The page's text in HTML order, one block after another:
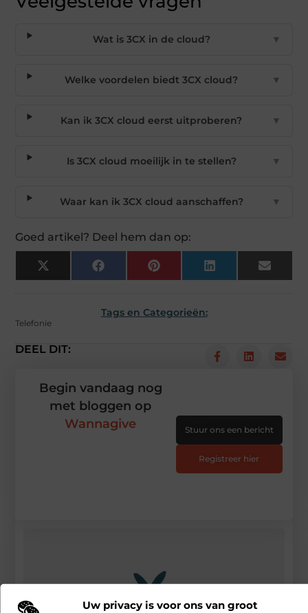
Uw privacy is voor ons van groot
Wat is 3CX in de cloud? ▼
Welke voordelen biedt 3CX cloud? ▼
Kan ik 3CX cloud eerst uitproberen? ▼
Is 3CX cloud moeilijk in te stellen? ▼
Waar kan ik 3CX cloud aanschaffen? ▼
Goed artikel? Deel hem dan op:
X
(Twitter)
Facebook Pinterest LinkedIn Email
Tags en Categorieën:
Telefonie
DEEL DIT:
Begin vandaag nog
met bloggen op
Wannagive
Stuur ons een bericht
Registreer hier